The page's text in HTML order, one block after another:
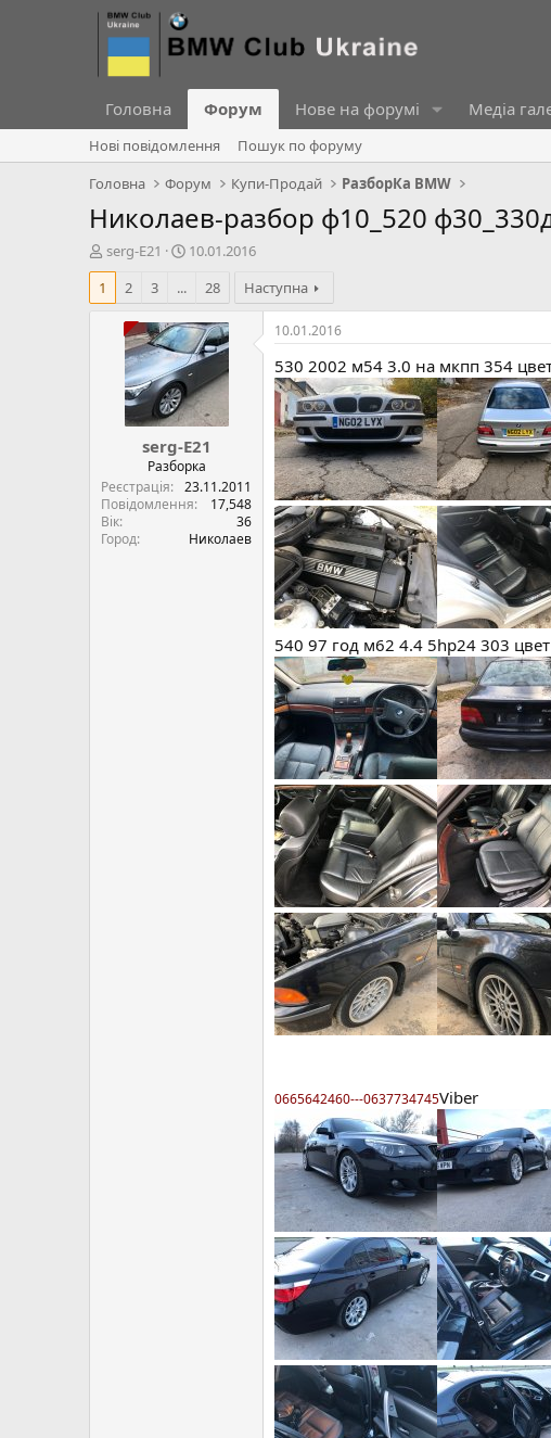
Головна Форум Нове на форумі Медіа
Нові повідомлення
Пошук по форуму
Головна
Форум Купи-Продай РазборКа BMW
Николаев-разбор ф10_520
А
в
о
serg-E21
Д
а
с
т
в
р
е
н
н
я
10.01.2016
1
2 3 ... 28 Наступна
serg-E21
Разборка
Реєстрація
23.11.2011
Повідомлення
17,548
Вік
36
Город
Николаев
10.01.2016
530 2002 м54 3.0 на мкпп 354
540 97 год м62 4.4 5hp24 303 цвет
0665642460---0637734745Viber